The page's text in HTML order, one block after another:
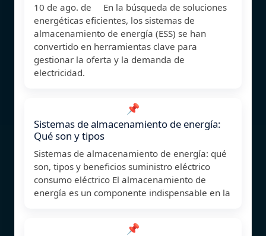
10 de ago. de En la búsqueda de soluciones
energéticas eficientes, los sistemas de
almacenamiento de energía (ESS) se han
convertido en herramientas clave para
gestionar la oferta y la demanda de
electricidad.
📌
Sistemas de almacenamiento de energía:
Qué son y tipos
Sistemas de almacenamiento de energía: qué
son, tipos y beneficios suministro eléctrico
consumo eléctrico El almacenamiento de
energía es un componente indispensable en la
📌